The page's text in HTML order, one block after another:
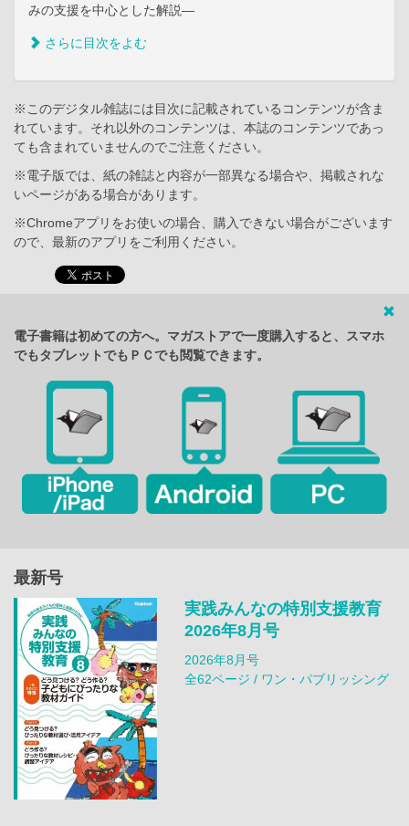
みの支援を中心とした解説―
さらに目次をよむ
※このデジタル雑誌には目次に記載されているコンテンツが含ま
れています。それ以外のコンテンツは、本誌のコンテンツであっ
ても含まれていませんのでご注意ください。
※電子版では、紙の雑誌と内容が一部異なる場合や、掲載されな
いページがある場合があります。
※Chromeアプリをお使いの場合、購入できない場合がございます
ので、最新のアプリをご利用ください。
電子書籍は初めての方へ。マガストアで一度購入すると、スマホ
でもタブレットでもＰＣでも閲覧できます。
最新号
実践みんなの特別支援教育
2026年8月号
2026年8月号
全62ページ / ワン・パブリッシング